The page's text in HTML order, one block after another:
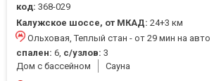
код: 368-029
Калужское шоссе, от МКАД: 24+3 км
Ольховая, Теплый стан - от 29 мин на авто
спален: 6, с/узлов: 3
Дом с бассейном
Cауна